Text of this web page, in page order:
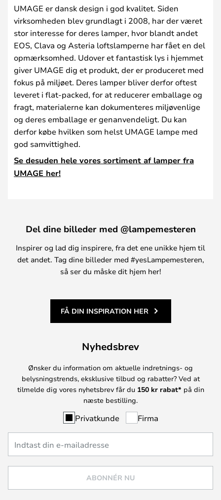
UMAGE er dansk design i god kvalitet. Siden
virksomheden blev grundlagt i 2008, har der været
stor interesse for deres lamper, hvor blandt andet
EOS, Clava og Asteria loftslamperne har fået en del
opmærksomhed. Udover et fantastisk lys i hjemmet
giver UMAGE dig et produkt, der er produceret med
fokus på miljøet. Deres lamper bliver derfor oftest
leveret i flat-packed, for at reducerer emballage og
fragt, materialerne kan dokumenteres miljøvenlige
og deres emballage er genanvendeligt. Du kan
derfor købe hvilken som helst UMAGE lampe med
god samvittighed.
Se desuden hele vores sortiment af lamper fra
UMAGE her!
Del dine billeder med @lampemesteren
Inspirer og lad dig inspirere, fra det ene unikke hjem til
det andet. Tag dine billeder med #yesLampemesteren,
så ser du måske dit hjem her!
FÅ DIN INSPIRATION HER
Nyhedsbrev
Ønsker du information om aktuelle indretnings- og
belysningstrends, eksklusive tilbud og rabatter? Ved at
tilmelde dig vores nyhetsbrev får du 150 kr rabat* på din
næste bestilling.
Privatkunde Firma
ABONNÉR NU